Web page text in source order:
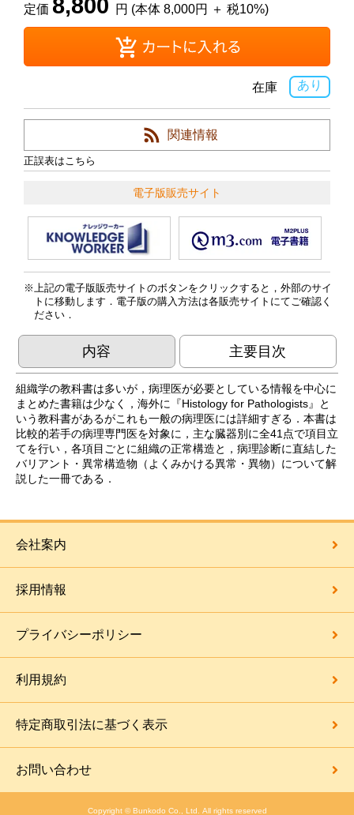
定価 8,800 円 (本体 8,000円 ＋ 税10%)
あり
在庫
関連情報
正誤表はこちら
電子版販売サイト
上記の電子版販売サイトのボタンをクリックすると，外部のサイ
トに移動します．電子版の購入方法は各販売サイトにてご確認く
ださい．
内容 主要目次
組織学の教科書は多いが，病理医が必要としている情報を中心に
まとめた書籍は少なく，海外に『Histology for Pathologists』と
いう教科書があるがこれも一般の病理医には詳細すぎる．本書は
比較的若手の病理専門医を対象に，主な臓器別に全41点で項目立
てを行い，各項目ごとに組織の正常構造と，病理診断に直結した
バリアント・異常構造物（よくみかける異常・異物）について解
説した一冊である．
会社案内
採用情報
プライバシーポリシー
利用規約
特定商取引法に基づく表示
お問い合わせ
Copyright © Bunkodo Co., Ltd. All rights reserved